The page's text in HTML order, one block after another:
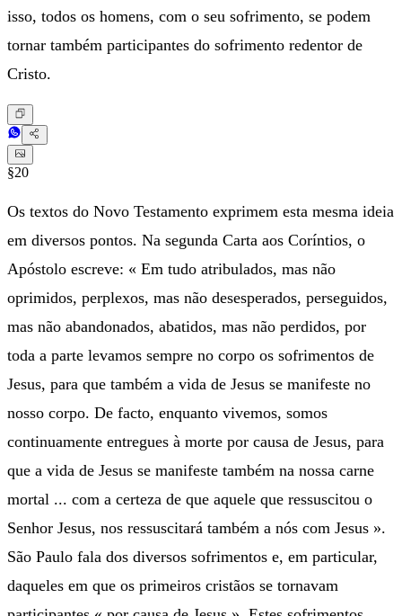
isso, todos os homens, com o seu sofrimento, se podem
tornar também participantes do sofrimento redentor de
Cristo.
§20
Os textos do Novo Testamento exprimem esta mesma ideia
em diversos pontos. Na segunda Carta aos Coríntios, o
Apóstolo escreve: « Em tudo atribulados, mas não
oprimidos, perplexos, mas não desesperados, perseguidos,
mas não abandonados, abatidos, mas não perdidos, por
toda a parte levamos sempre no corpo os sofrimentos de
Jesus, para que também a vida de Jesus se manifeste no
nosso corpo. De facto, enquanto vivemos, somos
continuamente entregues à morte por causa de Jesus, para
que a vida de Jesus se manifeste também na nossa carne
mortal ... com a certeza de que aquele que ressuscitou o
Senhor Jesus, nos ressuscitará também a nós com Jesus ».
São Paulo fala dos diversos sofrimentos e, em particular,
daqueles em que os primeiros cristãos se tornavam